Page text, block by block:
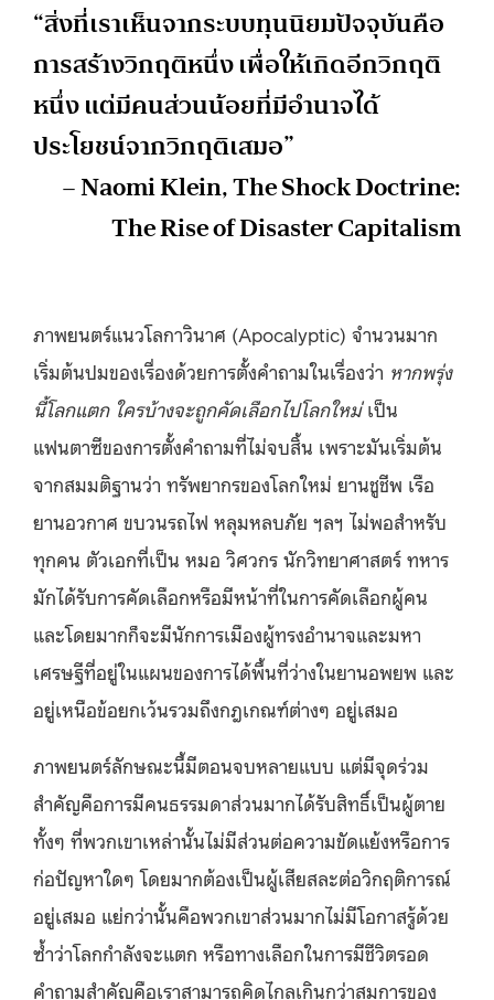
“สิ่งที่เราเห็นจากระบบทุนนิยมปัจจุบันคือ
การสร้างวิกฤติหนึ่ง เพื่อให้เกิดอีกวิกฤติ
หนึ่ง แต่มีคนส่วนน้อยที่มีอำนาจได้
ประโยชน์จากวิกฤติเสมอ”
– Naomi Klein, The Shock Doctrine:
The Rise of Disaster Capitalism
ภาพยนตร์แนวโลกาวินาศ (Apocalyptic) จำนวนมาก
เริ่มต้นปมของเรื่องด้วยการตั้งคำถามในเรื่องว่า หากพรุ่ง
นี้โลกแตก ใครบ้างจะถูกคัดเลือกไปโลกใหม่เป็น
แฟนตาซีของการตั้งคำถามที่ไม่จบสิ้น เพราะมันเริ่มต้น
จากสมมติฐานว่า ทรัพยากรของโลกใหม่ ยานชูชีพ เรือ
ยานอวกาศ ขบวนรถไฟ หลุมหลบภัย ฯลฯ ไม่พอสำหรับ
ทุกคน ตัวเอกที่เป็น หมอ วิศวกร นักวิทยาศาสตร์ ทหาร
มักได้รับการคัดเลือกหรือมีหน้าที่ในการคัดเลือกผู้คน
และโดยมากก็จะมีนักการเมืองผู้ทรงอำนาจและมหา
เศรษฐีที่อยู่ในแผนของการได้พื้นที่ว่างในยานอพยพ และ
อยู่เหนือข้อยกเว้นรวมถึงกฎเกณฑ์ต่างๆ อยู่เสมอ
ภาพยนตร์ลักษณะนี้มีตอนจบหลายแบบ แต่มีจุดร่วม
สำคัญคือการมีคนธรรมดาส่วนมากได้รับสิทธิ์เป็นผู้ตาย
ทั้งๆ ที่พวกเขาเหล่านั้นไม่มีส่วนต่อความขัดแย้งหรือการ
ก่อปัญหาใดๆ โดยมากต้องเป็นผู้เสียสละต่อวิกฤติการณ์
อยู่เสมอ แย่กว่านั้นคือพวกเขาส่วนมากไม่มีโอกาสรู้ด้วย
ซ้ำว่าโลกกำลังจะแตก หรือทางเลือกในการมีชีวิตรอด
คำถามสำคัญคือเราสามารถคิดไกลเกินกว่าสมการของ